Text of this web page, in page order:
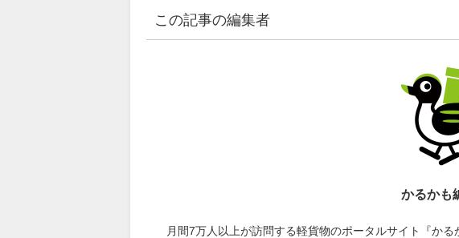
この記事の編集者
かるかも
月間7万人以上が訪問する軽貨物のポータルサイト『か